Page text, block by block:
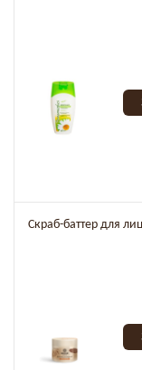
Скраб-баттер для